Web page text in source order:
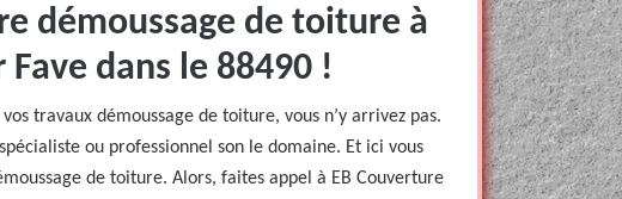
démoussage de toiture à
Fave dans le 88490 !
travaux démoussage de toiture, vous n’y arrivez pas.
ou professionnel son le domaine. Et ici vous
de toiture. Alors, faites appel à EB Couverture